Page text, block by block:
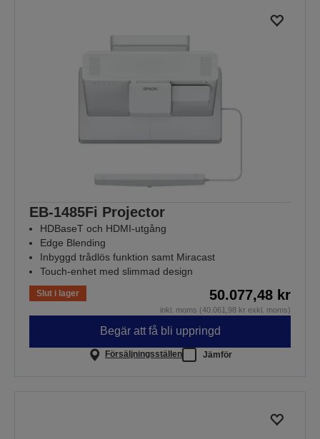
EB-1485Fi Projector
HDBaseT och HDMI-utgång
Edge Blending
Inbyggd trådlös funktion samt Miracast
Touch-enhet med slimmad design
Slut i lager 50.077,48 kr
inkl. moms (40.061,98 kr exkl. moms)
Begär att få bli uppringd
Försäljningsställen Jämför